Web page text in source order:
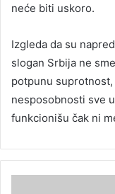
neće biti uskoro.
Izgleda da su
slogan Srbija ne
potpunu
nesposobnosti sve
funkcionišu čak ni